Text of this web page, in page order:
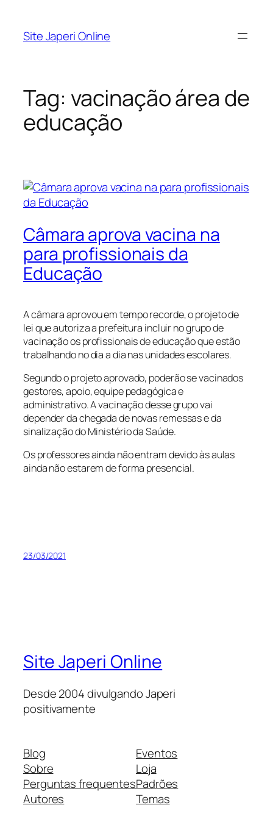
Site Japeri Online
Tag: vacinação área de
educação
Câmara aprova vacina na
para profissionais da
Educação
A câmara aprovou em tempo recorde, o projeto de
lei que autoriza a prefeitura incluir no grupo de
vacinação os profissionais de educação que estão
trabalhando no dia a dia nas unidades escolares.
Segundo o projeto aprovado, poderão se vacinados
gestores, apoio, equipe pedagógica e
administrativo. A vacinação desse grupo vai
depender da chegada de novas remessas e da
sinalização do Ministério da Saúde.
Os professores ainda não entram devido às aulas
ainda não estarem de forma presencial.
23/03/2021
Site Japeri Online
Desde 2004 divulgando Japeri
positivamente
Blog
Sobre
Perguntas frequentes
Autores
Eventos
Loja
Padrões
Temas